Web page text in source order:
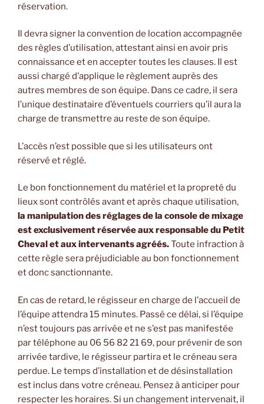
réservation.
Il devra signer la convention de location accompagnée
des règles d’utilisation, attestant ainsi en avoir pris
connaissance et en accepter toutes les clauses. Il est
aussi chargé d’applique le règlement auprès des
autres membres de son équipe. Dans ce cadre, il sera
l’unique destinataire d’éventuels courriers qu’il aura la
charge de transmettre au reste de son équipe.
L’accès n’est possible que si les utilisateurs ont
réservé et réglé.
Le bon fonctionnement du matériel et la propreté du
lieux sont contrôlés avant et après chaque utilisation,
la manipulation des réglages de la console de mixage
est exclusivement réservée aux responsable du Petit
Cheval et aux intervenants agréés.Toute infraction à
cette règle sera préjudiciable au bon fonctionnement
et donc sanctionnante.
En cas de retard, le régisseur en charge de l’accueil de
l’équipe attendra 15 minutes. Passé ce délai, si l’équipe
n’est toujours pas arrivée et ne s’est pas manifestée
par téléphone au 06 56 82 21 69, pour prévenir de son
arrivée tardive, le régisseur partira et le créneau sera
perdue. Le temps d’installation et de désinstallation
est inclus dans votre créneau. Pensez à anticiper pour
respecter les horaires. Si un changement intervenait, il